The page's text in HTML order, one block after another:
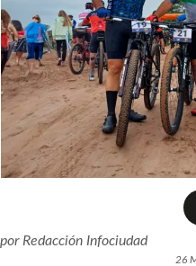
porRedacción Infociudad
26